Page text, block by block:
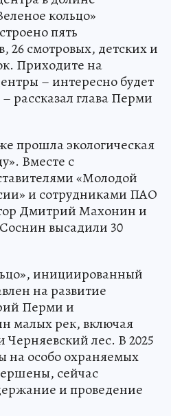
кольцо»
пять
26 смотровых, детских и
Приходите на
– интересно будет
рассказал глава Перми
прошла экологическая
Вместе с
«Молодой
и сотрудниками ПАО
Дмитрий Махонин и
высадили 30
инициированный
на развитие
Перми и
малых рек, включая
лес. В 2025
на особо охраняемых
сейчас
и проведение